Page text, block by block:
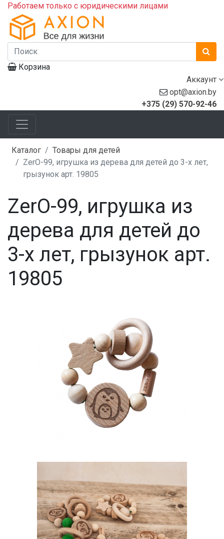
Работаем только с юридическими лицами
Корзина
Аккаунт
opt@axion.by
+375 (29) 570-92-46
Каталог
Товары для детей
ZerO-99, игрушка из дерева для детей до 3-х лет,
грызунок арт. 19805
ZerO-99, игрушка из
дерева для детей до
3-х лет, грызунок арт.
19805